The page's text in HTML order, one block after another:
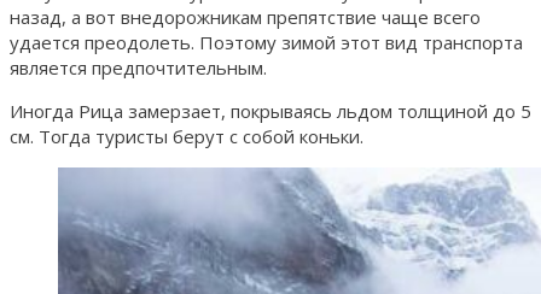
назад, а вот внедорожникам препятствие чаще всего
удается преодолеть. Поэтому зимой этот вид транспорта
является предпочтительным.
Иногда Рица замерзает, покрываясь льдом толщиной до 5
см. Тогда туристы берут с собой коньки.